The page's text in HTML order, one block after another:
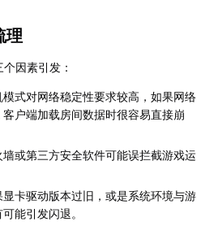
理
因素引发：
模式对网络稳定性要求较高，如果网络
户端加载房间数据时很容易直接崩
墙或第三方安全软件可能误拦截游戏运
显卡驱动版本过旧，或是系统环境与游
能引发闪退。